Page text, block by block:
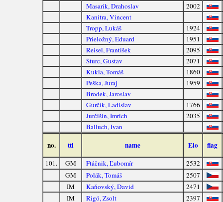
Masarik, Drahoslav
2002
Kanitra, Vincent
Tropp, Lukáš
1924
Prieložný, Eduard
1951
Reisel, František
2095
Šturc, Gustav
2071
Kukla, Tomáš
1860
Peška, Juraj
1959
Brodek, Jaroslav
Gurčík, Ladislav
1766
Jurčišin, Imrich
2035
Balluch, Ivan
no. ttl name Elo flag
101. GM Ftáčnik, Ľubomír
2532
GM
Polák, Tomáš
2507
IM
Kaňovský, David
2471
IM
Rigó, Zsolt 2397